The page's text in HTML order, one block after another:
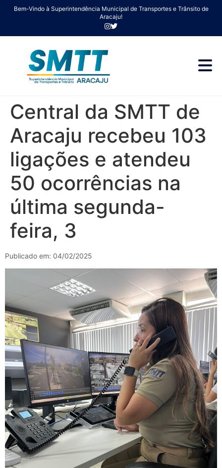
Bem-Vindo à Superintendência Municipal de Transportes e Trânsito de
Aracaju!
Central da SMTT de
Aracaju recebeu 103
ligações e atendeu
50 ocorrências na
última segunda-
feira, 3
Publicado em: 04/02/2025